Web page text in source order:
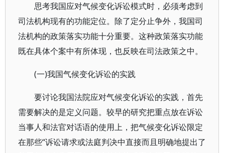
思考我国应对气候变化诉讼模式时，必须考虑到
司法机构现有的功能定位。除了定分止争外，我国司
法机构的政策落实功能十分重要。这种政策落实功能
既在具体个案中有所体现，也反映在司法政策之中。
(一)我国气候变化诉讼的实践
要讨论我国法院应对气候变化诉讼的实践，首先
需要解决的是定义问题。较早的研究把重点放在诉讼
当事人和法官对话语的使用上，把气候变化诉讼限定
在那些“诉讼请求或法庭判决中直接而且明确地提出了